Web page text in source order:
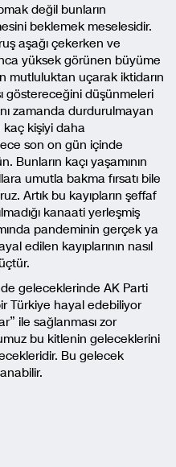
değil bunların
beklemek meselesidir.
aşağı çekerken ve
yüksek görünen büyüme
mutluluktan uçarak iktidarın
göstereceğini düşünmeleri
zamanda durdurulmayan
kişiyi daha
son on gün içinde
Bunların kaçı yaşamının
umutla bakma fırsatı bile
Artık bu kayıpların şeffaf
kanaati yerleşmiş
pandeminin gerçek ya
edilen kayıplarının nasıl
geleceklerinde AK Parti
Türkiye hayal edebiliyor
ile sağlanması zor
bu kitlenin geleceklerini
Bu gelecek